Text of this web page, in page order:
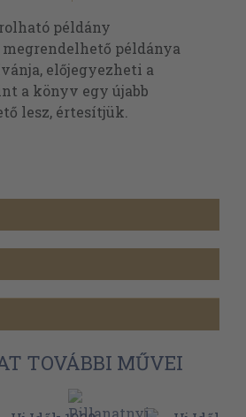
példány
példánya
előjegyezheti a
a könyv egy újabb
lesz, értesítjük.
TOVÁBBI MŰVEI